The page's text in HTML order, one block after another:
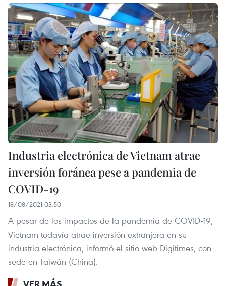
Industria electrónica de Vietnam atrae
inversión foránea pese a pandemia de
COVID-19
18/08/2021 03:50
A pesar de los impactos de la pandemia de COVID-19,
Vietnam todavía atrae inversión extranjera en su
industria electrónica, informó el sitio web Digitimes, con
sede en Taiwán (China).